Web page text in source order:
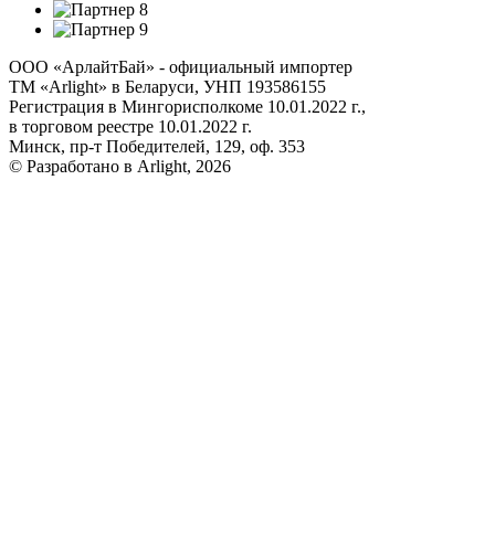
ООО «АрлайтБай» - официальный импортер
ТМ «Arlight» в Беларуси, УНП 193586155
Регистрация в Мингорисполкоме 10.01.2022 г.,
в торговом реестре 10.01.2022 г.
Минск, пр-т Победителей, 129, оф. 353
© Разработано в Arlight, 2026